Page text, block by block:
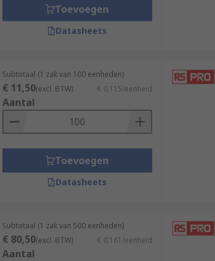
Toevoegen
Datasheets
Subtotaal (1 zak van 100 eenheden)
€ 11,50(excl. BTW) € 0,115/eenheid
Aantal
Toevoegen
Datasheets
Subtotaal (1 zak van 500 eenheden)
€ 80,50(excl. BTW) € 0,161/eenheid
Aantal